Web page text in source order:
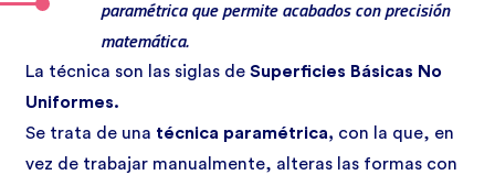
paramétrica que permite acabados con precisión
matemática.
La técnica son las siglas de Superficies Básicas No
Uniformes.
Se trata de una técnica paramétrica, con la que, en
vez de trabajar manualmente, alteras las formas con